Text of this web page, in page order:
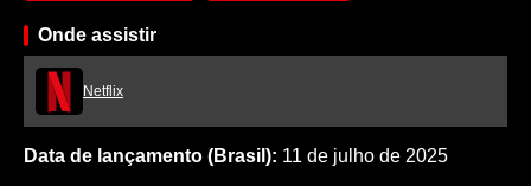
Onde assistir
Netflix
Data de lançamento (Brasil): 11 de julho de 2025